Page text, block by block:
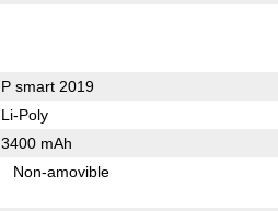
P smart 2019
Li-Poly
3400 mAh
Non-amovible